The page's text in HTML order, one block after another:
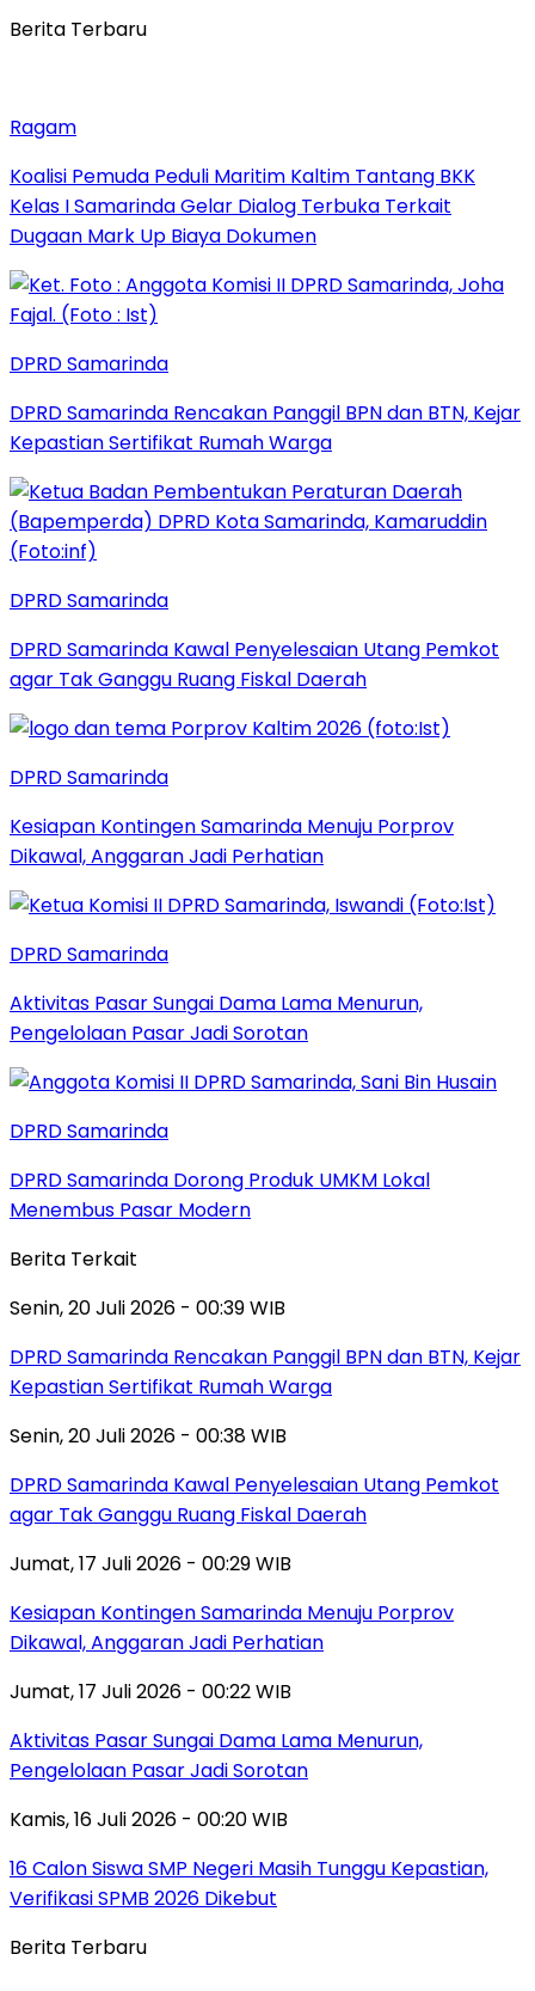
Berita Terbaru
Ragam
Koalisi Pemuda Peduli Maritim Kaltim Tantang BKK
Kelas I Samarinda Gelar Dialog Terbuka Terkait
Dugaan Mark Up Biaya Dokumen
DPRD Samarinda
DPRD Samarinda Rencakan Panggil BPN dan BTN, Kejar
Kepastian Sertifikat Rumah Warga
DPRD Samarinda
DPRD Samarinda Kawal Penyelesaian Utang Pemkot
agar Tak Ganggu Ruang Fiskal Daerah
DPRD Samarinda
Kesiapan Kontingen Samarinda Menuju Porprov
Dikawal, Anggaran Jadi Perhatian
DPRD Samarinda
Aktivitas Pasar Sungai Dama Lama Menurun,
Pengelolaan Pasar Jadi Sorotan
DPRD Samarinda
DPRD Samarinda Dorong Produk UMKM Lokal
Menembus Pasar Modern
Berita Terkait
Senin, 20 Juli 2026 - 00:39 WIB
DPRD Samarinda Rencakan Panggil BPN dan BTN, Kejar
Kepastian Sertifikat Rumah Warga
Senin, 20 Juli 2026 - 00:38 WIB
DPRD Samarinda Kawal Penyelesaian Utang Pemkot
agar Tak Ganggu Ruang Fiskal Daerah
Jumat, 17 Juli 2026 - 00:29 WIB
Kesiapan Kontingen Samarinda Menuju Porprov
Dikawal, Anggaran Jadi Perhatian
Jumat, 17 Juli 2026 - 00:22 WIB
Aktivitas Pasar Sungai Dama Lama Menurun,
Pengelolaan Pasar Jadi Sorotan
Kamis, 16 Juli 2026 - 00:20 WIB
16 Calon Siswa SMP Negeri Masih Tunggu Kepastian,
Verifikasi SPMB 2026 Dikebut
Berita Terbaru